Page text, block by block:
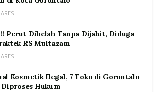
!! Perut Dibelah Tanpa Dijahit, Diduga
RS Multazam
Kosmetik Ilegal, 7 Toko di Gorontalo
Diproses Hukum